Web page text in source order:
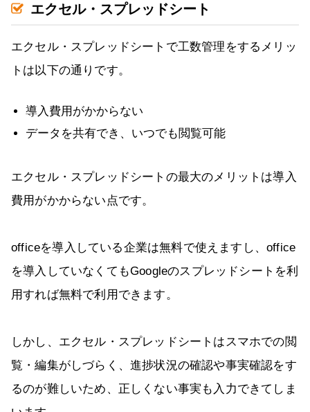
エクセル・スプレッドシート
エクセル・スプレッドシートで工数管理をするメリッ
トは以下の通りです。
導入費用がかからない
データを共有でき、いつでも閲覧可能
エクセル・スプレッドシートの最大のメリットは導入
費用がかからない点です。
officeを導入している企業は無料で使えますし、office
を導入していなくてもGoogleのスプレッドシートを利
用すれば無料で利用できます。
しかし、エクセル・スプレッドシートはスマホでの閲
覧・編集がしづらく、進捗状況の確認や事実確認をす
るのが難しいため、正しくない事実も入力できてしま